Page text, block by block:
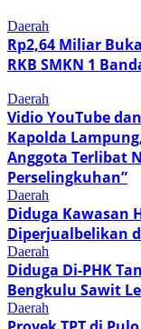
Daerah
Rp2,64 Miliar
RKB SMKN 1
Daerah
Vidio YouTube
Kapolda
Anggota Terlibat
Perselingkuhan”
Daerah
Diduga Kawasan
Diperjualbelikan
Daerah
Diduga Di-PHK
Bengkulu Sawit
Daerah